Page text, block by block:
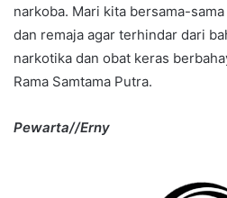
narkoba. Mari kita bersama-
dan remaja agar terhindar dari
narkotika dan obat keras
Rama Samtama Putra.
Pewarta//Erny